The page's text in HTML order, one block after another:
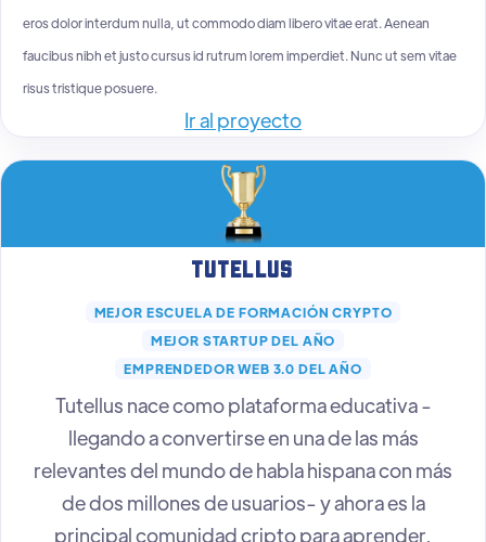
eros dolor interdum nulla, ut commodo diam libero vitae erat. Aenean
faucibus nibh et justo cursus id rutrum lorem imperdiet. Nunc ut sem vitae
risus tristique posuere.
Ir al proyecto
Tutellus
MEJOR ESCUELA DE FORMACIÓN CRYPTO
MEJOR STARTUP DEL AÑO
EMPRENDEDOR WEB 3.0 DEL AÑO
Tutellus nace como plataforma educativa -
llegando a convertirse en una de las más
relevantes del mundo de habla hispana con más
de dos millones de usuarios- y ahora es la
principal comunidad cripto para aprender,